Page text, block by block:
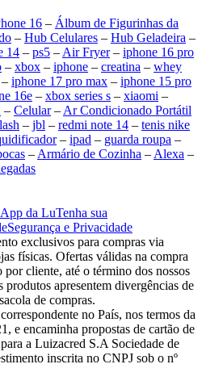
16 – Álbum de Figurinhas da
– Hub Celulares – Hub Geladeira –
14 – ps5 – Air Fryer– iphone 16 pro
– xbox – iphone – creatina – whey
– iphone 17 pro max – iphone 15 pro
16e – xbox series s – xiaomi –
– Celular– Ar Condicionado Portátil
– jbl – redmi note 14 – tenis nike
– ipad – guarda roupa –
– Armário de Cozinha – Alexa –
da LuTenha sua
Segurança e Privacidade
exclusivos para compras via
físicas. Ofertas válidas na compra
por cliente, até o término dos nossos
produtos apresentem divergências de
de compras.
no País, nos termos da
e encaminha propostas de cartão de
a Luizacred S.A Sociedade de
inscrita no CNPJ sob o nº